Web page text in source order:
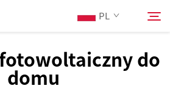
PL
do
domu